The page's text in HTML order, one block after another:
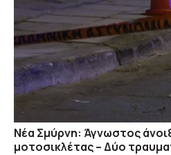
Νέα Σμύρνη: Άγνωστος
μοτοσικλέτας – Δύο